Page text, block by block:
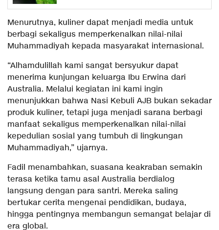
Menurutnya, kuliner dapat menjadi media untuk
berbagi sekaligus memperkenalkan nilai-nilai
Muhammadiyah kepada masyarakat internasional.
“Alhamdulillah kami sangat bersyukur dapat
menerima kunjungan keluarga Ibu Erwina dari
Australia. Melalui kegiatan ini kami ingin
menunjukkan bahwa Nasi Kebuli AJB bukan sekadar
produk kuliner, tetapi juga menjadi sarana berbagi
manfaat sekaligus memperkenalkan nilai-nilai
kepedulian sosial yang tumbuh di lingkungan
Muhammadiyah,” ujarnya.
Fadil menambahkan, suasana keakraban semakin
terasa ketika tamu asal Australia berdialog
langsung dengan para santri. Mereka saling
bertukar cerita mengenai pendidikan, budaya,
hingga pentingnya membangun semangat belajar di
era global.